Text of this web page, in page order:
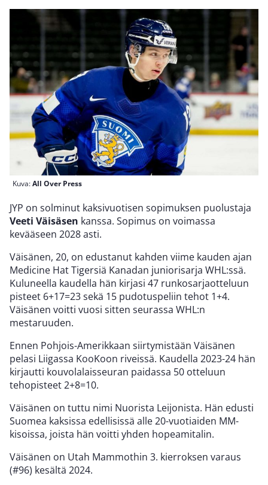
Kuva:All Over Press
JYP on solminut kaksivuotisen sopimuksen puolustaja
Veeti Väisäsen kanssa. Sopimus on voimassa
kevääseen 2028 asti.
Väisänen, 20, on edustanut kahden viime kauden ajan
Medicine Hat Tigersiä Kanadan juniorisarja WHL:ssä.
Kuluneella kaudella hän kirjasi 47 runkosarjaotteluun
pisteet 6+17=23 sekä 15 pudotuspeliin tehot 1+4.
Väisänen voitti vuosi sitten seurassa WHL:n
mestaruuden.
Ennen Pohjois-Amerikkaan siirtymistään Väisänen
pelasi Liigassa KooKoon riveissä. Kaudella 2023-24 hän
kirjautti kouvolalaisseuran paidassa 50 otteluun
tehopisteet 2+8=10.
Väisänen on tuttu nimi Nuorista Leijonista. Hän edusti
Suomea kaksissa edellisissä alle 20-vuotiaiden MM-
kisoissa, joista hän voitti yhden hopeamitalin.
Väisänen on Utah Mammothin 3. kierroksen varaus
(#96) kesältä 2024.